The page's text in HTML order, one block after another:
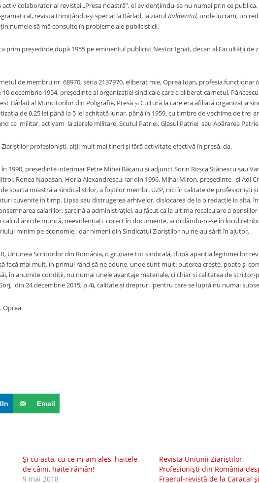
colaborator al revistei „Presa noastră”, el evidențiindu-se nu numai prin ce publica,
revista trimițându-și special la Bârlad, la ziarulRulmentul, unde lucram, un
numele să mă consulte în probleme ale publicisticii.
prim președinte după 1955 pe eminentul publicist Nestor Ignat, decan al Facultății de
de membru nr. 68970, seria 2137970, eliberat mie, Oprea Ioan, profesia funcționar
decembrie 1954, președinte al organizației sindicale care a eliberat carnetul,
Bârlad al Muncitorilor din Poligrafie, Presă și Cultură la care era afiliată organizația
de 0,25 lei până la 5 lei achitată lunar, până în 1959, cu timbre de vechime de trei
ca militar, activam la ziarele militare, Scutul Patriei, Glasul Patriei sau Apărarea
profesioniști, alții mult mai tineri și fără activitate efectivă în presă, da.
1990, președinte interimar Petre Mihai Băcanu și adjunct Sorin Roșca Stănescu sau
Ronea Napasan, Horia Alexandrescu, iar din 1996, Mihai Miron, președinte, și Adi
soarta noastră a sindicaliștilor, a foștilor membri UZP, nici în calitate de profesioniști
cuvenite în timp. Lipsa sau distrugerea arhivelor, dislocarea de la o redacție la alta,
salariilor, sarcină a administrației, au făcut ca la ultima recalculare a
calcul anii de muncă, neevidențiați corect în documente, acordându-ni-se în locul
minim pe economie, dar nimeni din Sindicatul Ziariștilor nu ne-au sărit în ajutor.
Uniunea Scriitorilor din România, o grupare tot sindicală, după apariția legitimei lor
facă mai mult, în primul rând să ne adune, unde sunt mulți puterea crește, poate și
în anumite condiții, nu numai unele avantaje materiale, ci chiar și calitatea de
din 24 decembrie 2015, p.4), calitate și drepturi pentru care se luptă nu numai
Email
Și cu asta, cu ce m-am ales, haitele
de câini, haite rămân!
9 mai 2018
Revista Uniunii Ziariştilor
Profesionişti din România
Fraerul-revistă de la Caracal şi